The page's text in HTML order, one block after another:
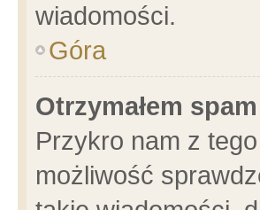
wiadomości.
Góra
Otrzymałem
Przykro nam z
możliwość